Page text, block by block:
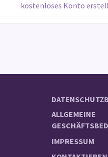
kostenloses Konto
ALLGEMEINE
IMPRESSUM